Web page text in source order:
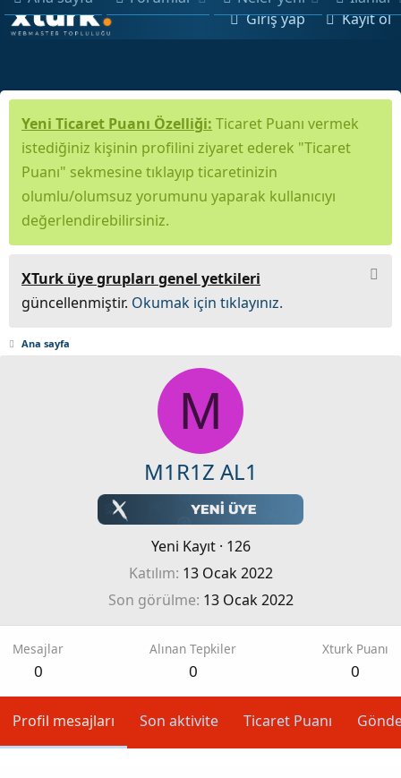
Giriş yap Kayıt ol
Yeni Ticaret Puanı Özelliği: Ticaret Puanı vermek
istediğiniz kişinin profilini ziyaret ederek "Ticaret
Puanı" sekmesine tıklayıp ticaretinizin
olumlu/olumsuz yorumunu yaparak kullanıcıyı
değerlendirebilirsiniz.
XTurk üye grupları genel yetkileri
güncellenmiştir. Okumak için tıklayınız.
Ana sayfa
M
M1R1Z AL1
Yeni Kayıt · 126
Katılım 13 Ocak 2022
Son görülme 13 Ocak 2022
Mesajlar
0
Alınan Tepkiler
0
Xturk Puanı
0
Profil mesajları Son aktivite Ticaret Puanı